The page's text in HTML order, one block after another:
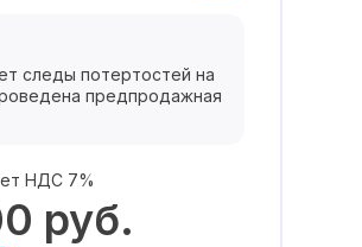
следы потертостей на
предпродажная
НДС 7%
руб.